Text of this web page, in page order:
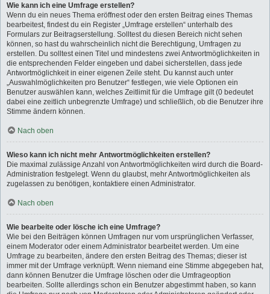
Wie kann ich eine Umfrage erstellen?
Wenn du ein neues Thema eröffnest oder den ersten Beitrag eines Themas
bearbeitest, findest du ein Register „Umfrage erstellen“ unterhalb des
Formulars zur Beitragserstellung. Solltest du diesen Bereich nicht sehen
können, so hast du wahrscheinlich nicht die Berechtigung, Umfragen zu
erstellen. Du solltest einen Titel und mindestens zwei Antwortmöglichkeiten in
die entsprechenden Felder eingeben und dabei sicherstellen, dass jede
Antwortmöglichkeit in einer eigenen Zeile steht. Du kannst auch unter
„Auswahlmöglichkeiten pro Benutzer“ festlegen, wie viele Optionen ein
Benutzer auswählen kann, welches Zeitlimit für die Umfrage gilt (0 bedeutet
dabei eine zeitlich unbegrenzte Umfrage) und schließlich, ob die Benutzer ihre
Stimme ändern können.
Nach oben
Wieso kann ich nicht mehr Antwortmöglichkeiten erstellen?
Die maximal zulässige Anzahl von Antwortmöglichkeiten wird durch die Board-
Administration festgelegt. Wenn du glaubst, mehr Antwortmöglichkeiten als
zugelassen zu benötigen, kontaktiere einen Administrator.
Nach oben
Wie bearbeite oder lösche ich eine Umfrage?
Wie bei den Beiträgen können Umfragen nur vom ursprünglichen Verfasser,
einem Moderator oder einem Administrator bearbeitet werden. Um eine
Umfrage zu bearbeiten, ändere den ersten Beitrag des Themas; dieser ist
immer mit der Umfrage verknüpft. Wenn niemand eine Stimme abgegeben hat,
dann können Benutzer die Umfrage löschen oder die Umfrageoption
bearbeiten. Sollte allerdings schon ein Benutzer abgestimmt haben, so kann